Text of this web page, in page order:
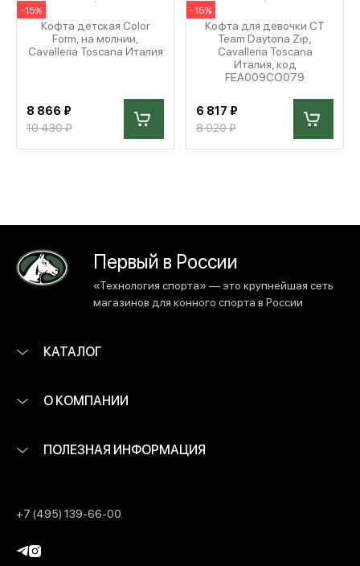
-15%
Кофта детская Color
Form, на молнии,
Cavalleria Toscana Италия
8 866 ₽
10 430 ₽
-15%
Кофта для девочки CT
Team Daytona Zip,
Cavalleria Toscana
Италия, код
FEA009CO079
6 817 ₽
8 020 ₽
Первый в России
«Технология спорта» — это крупнейшая сеть
магазинов для конного спорта в России
КАТАЛОГ
О КОМПАНИИ
ПОЛЕЗНАЯ ИНФОРМАЦИЯ
+7 (495) 139-66-00